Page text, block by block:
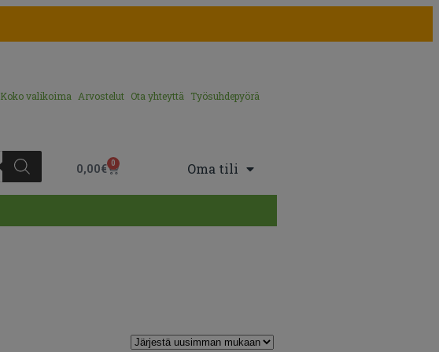
Koko valikoima Arvostelut Ota yhteyttä Työsuhdepyörä
0,00€ 0 Oma tili